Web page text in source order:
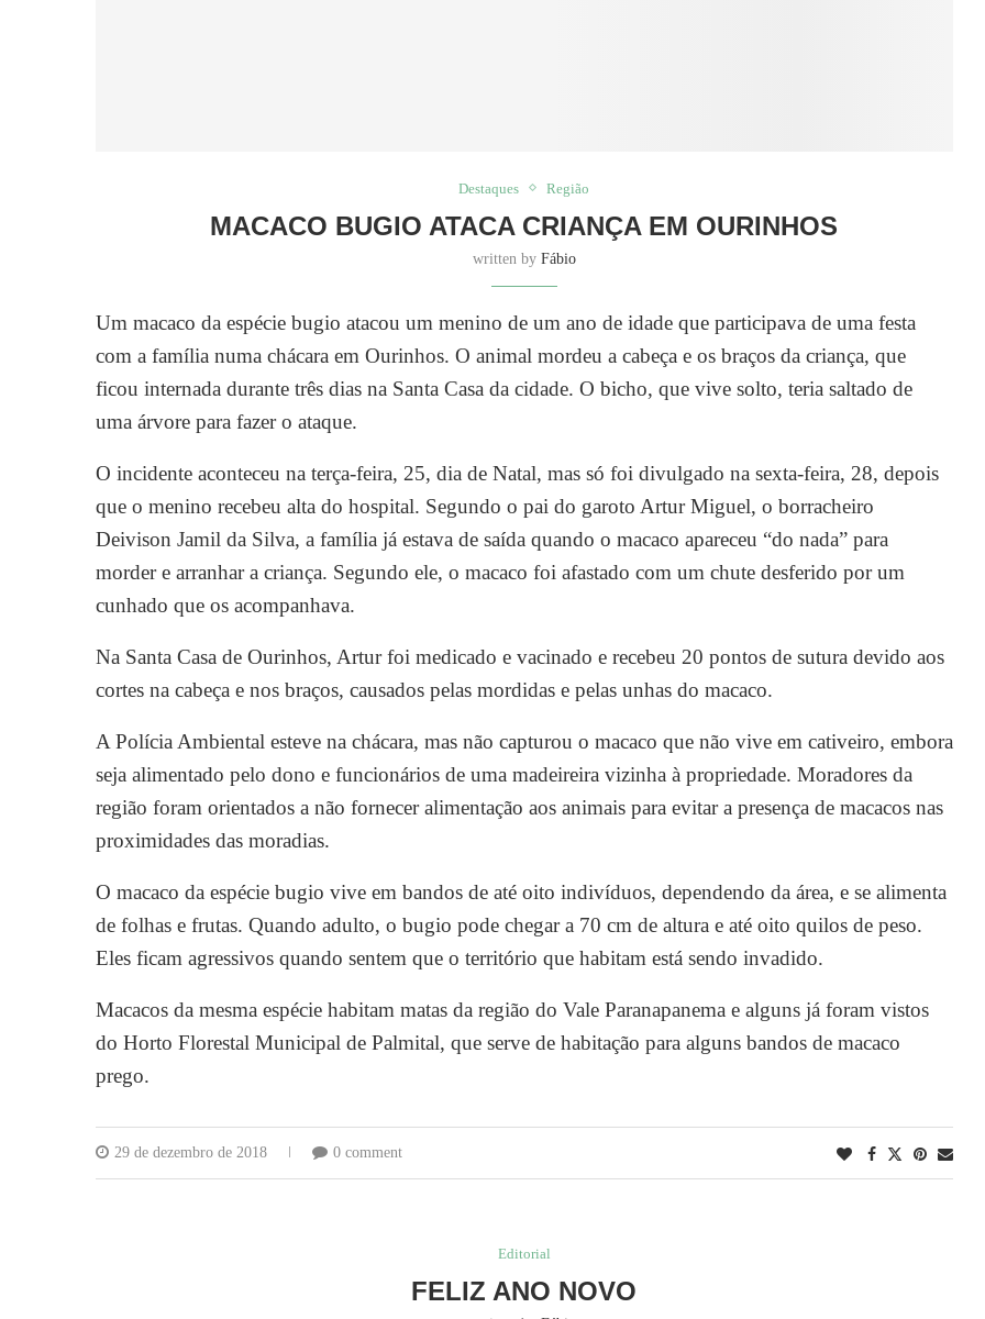
Destaques Região
MACACO BUGIO ATACA CRIANÇA EM OURINHOS
written by Fábio
Um macaco da espécie bugio atacou um menino de um ano de idade que participava de uma festa
com a família numa chácara em Ourinhos. O animal mordeu a cabeça e os braços da criança, que
ficou internada durante três dias na Santa Casa da cidade. O bicho, que vive solto, teria saltado de
uma árvore para fazer o ataque.
O incidente aconteceu na terça-feira, 25, dia de Natal, mas só foi divulgado na sexta-feira, 28, depois
que o menino recebeu alta do hospital. Segundo o pai do garoto Artur Miguel, o borracheiro
Deivison Jamil da Silva, a família já estava de saída quando o macaco apareceu “do nada” para
morder e arranhar a criança. Segundo ele, o macaco foi afastado com um chute desferido por um
cunhado que os acompanhava.
Na Santa Casa de Ourinhos, Artur foi medicado e vacinado e recebeu 20 pontos de sutura devido aos
cortes na cabeça e nos braços, causados pelas mordidas e pelas unhas do macaco.
A Polícia Ambiental esteve na chácara, mas não capturou o macaco que não vive em cativeiro, embora
seja alimentado pelo dono e funcionários de uma madeireira vizinha à propriedade. Moradores da
região foram orientados a não fornecer alimentação aos animais para evitar a presença de macacos nas
proximidades das moradias.
O macaco da espécie bugio vive em bandos de até oito indivíduos, dependendo da área, e se alimenta
de folhas e frutas. Quando adulto, o bugio pode chegar a 70 cm de altura e até oito quilos de peso.
Eles ficam agressivos quando sentem que o território que habitam está sendo invadido.
Macacos da mesma espécie habitam matas da região do Vale Paranapanema e alguns já foram vistos
do Horto Florestal Municipal de Palmital, que serve de habitação para alguns bandos de macaco
prego.
29 de dezembro de 2018 0 comment
Editorial
FELIZ ANO NOVO